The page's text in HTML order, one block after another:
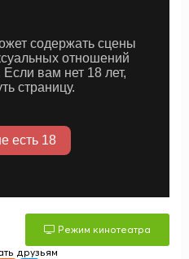
Режим кинотеатра
друзьям